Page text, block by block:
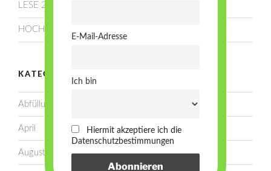
LESE 2025!
HOCHSOMMER!
KATEGORIEN
Abfüllung
April
August
E-Mail-Adresse
Ich bin
Hiermit akzeptiere ich die
Datenschutzbestimmungen